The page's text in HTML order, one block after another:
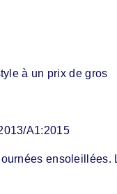
à un prix de gros
A1:2015